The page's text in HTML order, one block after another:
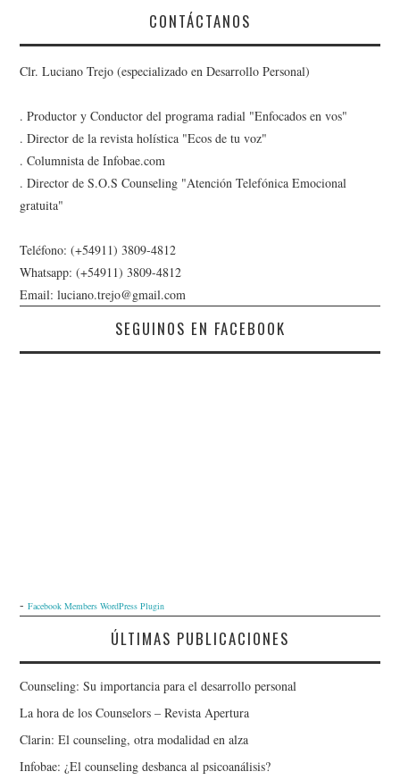
CONTÁCTANOS
Clr. Luciano Trejo (especializado en Desarrollo Personal)
. Productor y Conductor del programa radial "Enfocados en vos"
. Director de la revista holística "Ecos de tu voz"
. Columnista de Infobae.com
. Director de S.O.S Counseling "Atención Telefónica Emocional
gratuita"
Teléfono: (+54911) 3809-4812
Whatsapp: (+54911) 3809-4812
Email: luciano.trejo@gmail.com
SEGUINOS EN FACEBOOK
-Facebook Members WordPress Plugin
ÚLTIMAS PUBLICACIONES
Counseling: Su importancia para el desarrollo personal
La hora de los Counselors – Revista Apertura
Clarin: El counseling, otra modalidad en alza
Infobae: ¿El counseling desbanca al psicoanálisis?